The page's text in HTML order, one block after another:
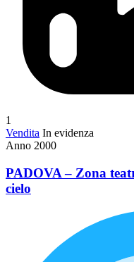
1
Vendita In evidenza
Anno 2000
PADOVA – Zona
cielo